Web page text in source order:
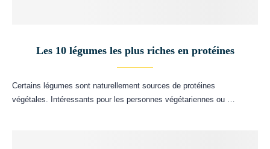
Les 10 légumes les plus riches en protéines
Certains légumes sont naturellement sources de protéines
végétales. Intéressants pour les personnes végétariennes ou …